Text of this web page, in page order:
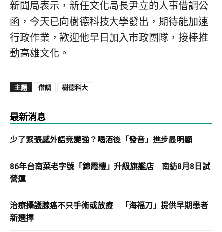
新聞局表示，新任文化局長尹立的人事借調公
函，今天已向樹德科技大學發出，期待能加速
行政作業，歡迎他早日加入市政團隊，接棒推
動高雄文化。
主題 借調 樹德科大
最新消息
少了緊張感外語竟變強？喝酒後「發音」進步最明顯
86年台南菜老字號「錦霞樓」升級旗艦店 南紡8月8日試
營運
治療攝護腺癌不只手術或放療 「海福刀」提供早期患者
新選擇